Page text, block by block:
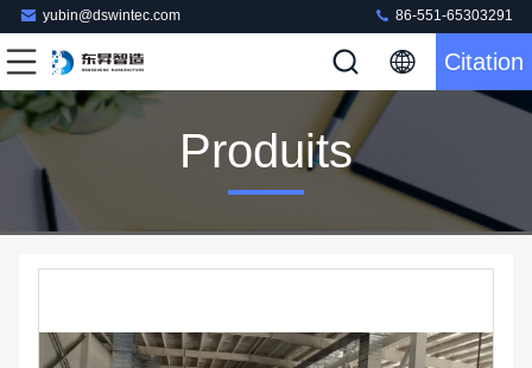
yubin@dswintec.com 86-551-65303291
Citation
Produits